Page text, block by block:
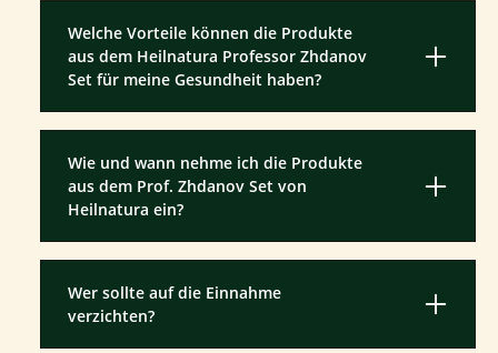
Welche Vorteile können die Produkte
aus dem Heilnatura Professor Zhdanov
Set für meine Gesundheit haben?
Wie und wann nehme ich die Produkte
aus dem Prof. Zhdanov Set von
Heilnatura ein?
Wer sollte auf die Einnahme
verzichten?